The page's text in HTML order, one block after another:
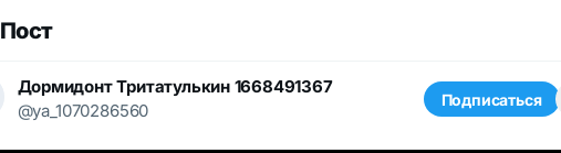
Пост
Дормидонт Тритатулькин 1668491367
@ya_1070286560
Подписаться